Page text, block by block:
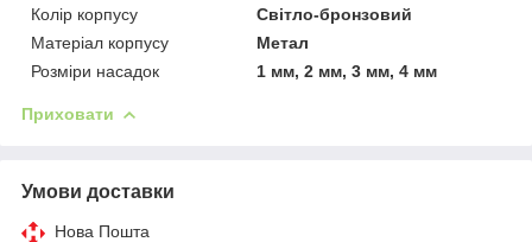
Колір корпусу
Світло-бронзовий
Матеріал корпусу
Метал
Розміри насадок
1 мм, 2 мм, 3 мм, 4 мм
Приховати
Умови доставки
Нова Пошта